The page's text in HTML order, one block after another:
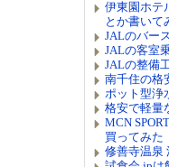
伊東園ホテ
とか書いて
JALのバー
JALの客室
JALの整備
南千住の格
ポット型浄
格安で軽量
MCN
買ってみた
修善寺温泉